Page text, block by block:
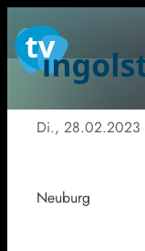
Di., 28.02.2023
Neuburg